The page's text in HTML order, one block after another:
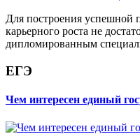
Для построения успешной
карьерного роста не
дипломированным
ЕГЭ
Чем интересен единый